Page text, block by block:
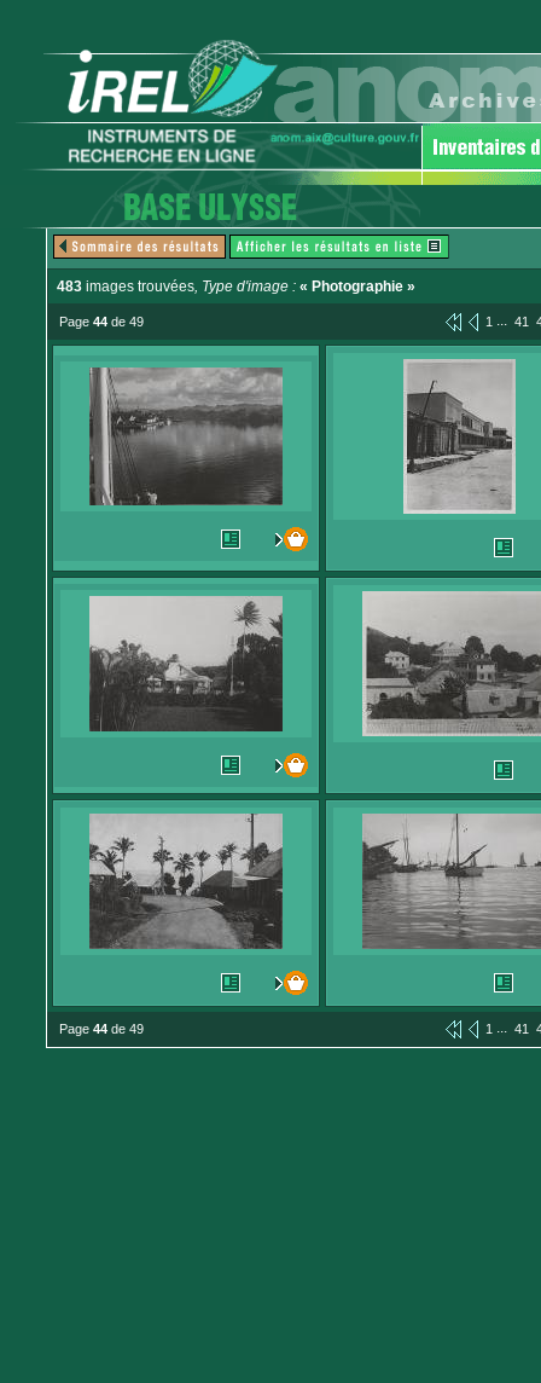
483 images trouvées, Type d'image : « Photographie »
Page 44 de 49 1 ... 41
Page 44 de 49 1 ... 41